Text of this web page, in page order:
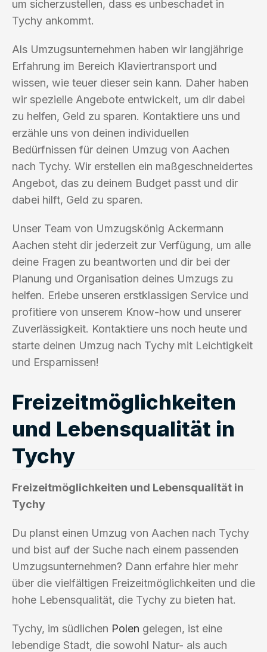
um sicherzustellen, dass es unbeschadet in
Tychy ankommt.
Als Umzugsunternehmen haben wir langjährige
Erfahrung im Bereich Klaviertransport und
wissen, wie teuer dieser sein kann. Daher haben
wir spezielle Angebote entwickelt, um dir dabei
zu helfen, Geld zu sparen. Kontaktiere uns und
erzähle uns von deinen individuellen
Bedürfnissen für deinen Umzug von Aachen
nach Tychy. Wir erstellen ein maßgeschneidertes
Angebot, das zu deinem Budget passt und dir
dabei hilft, Geld zu sparen.
Unser Team von Umzugskönig Ackermann
Aachen steht dir jederzeit zur Verfügung, um alle
deine Fragen zu beantworten und dir bei der
Planung und Organisation deines Umzugs zu
helfen. Erlebe unseren erstklassigen Service und
profitiere von unserem Know-how und unserer
Zuverlässigkeit. Kontaktiere uns noch heute und
starte deinen Umzug nach Tychy mit Leichtigkeit
und Ersparnissen!
Freizeitmöglichkeiten
und Lebensqualität in
Tychy
Freizeitmöglichkeiten und Lebensqualität in
Tychy
Du planst einen Umzug von Aachen nach Tychy
und bist auf der Suche nach einem passenden
Umzugsunternehmen? Dann erfahre hier mehr
über die vielfältigen Freizeitmöglichkeiten und die
hohe Lebensqualität, die Tychy zu bieten hat.
Tychy, im südlichen Polen gelegen, ist eine
lebendige Stadt, die sowohl Natur- als auch